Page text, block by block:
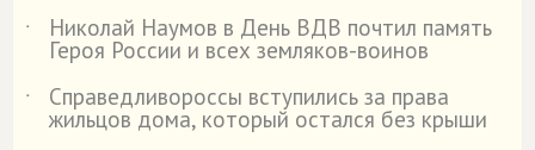
˙ Николай Наумов в День ВДВ почтил память
Героя России и всех земляков-воинов
˙
Справедливороссы вступились за права
жильцов дома, который остался без крыши